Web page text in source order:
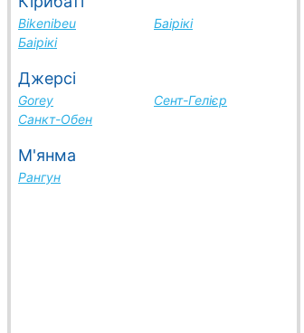
Bikenibeu
Баірікі
Баірікі
Джерсі
Gorey
Сент-Гелієр
Санкт-Обен
М'янма
Рангун